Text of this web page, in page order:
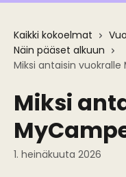
Kaikki kokoelmat
Näin pääset alkuun
Miksi antaisin
Miksi
1. heinäkuuta 2026